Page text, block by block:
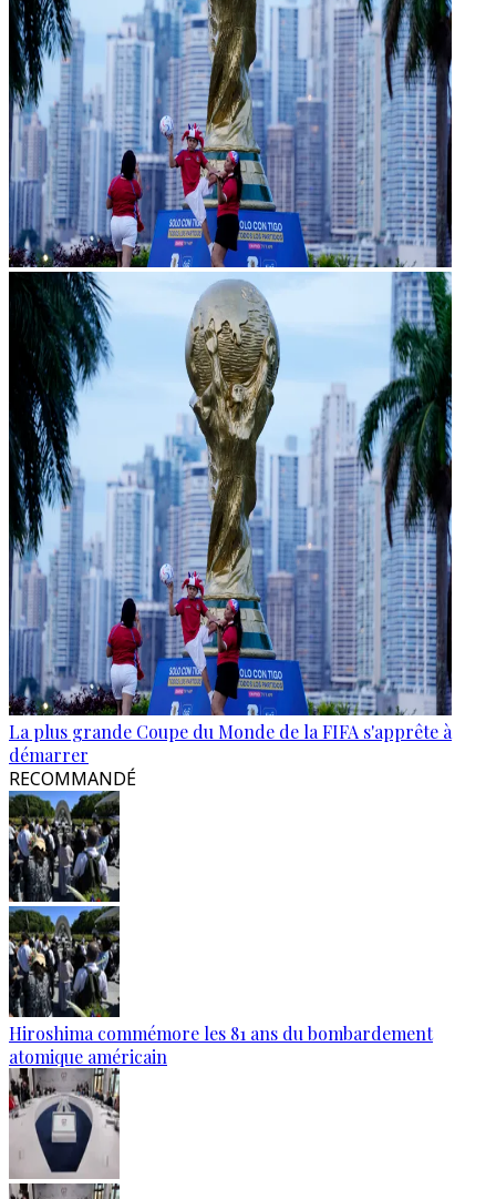
La plus grande Coupe du Monde de la FIFA s'apprête à
démarrer
RECOMMANDÉ
Hiroshima commémore les 81 ans du bombardement
atomique américain